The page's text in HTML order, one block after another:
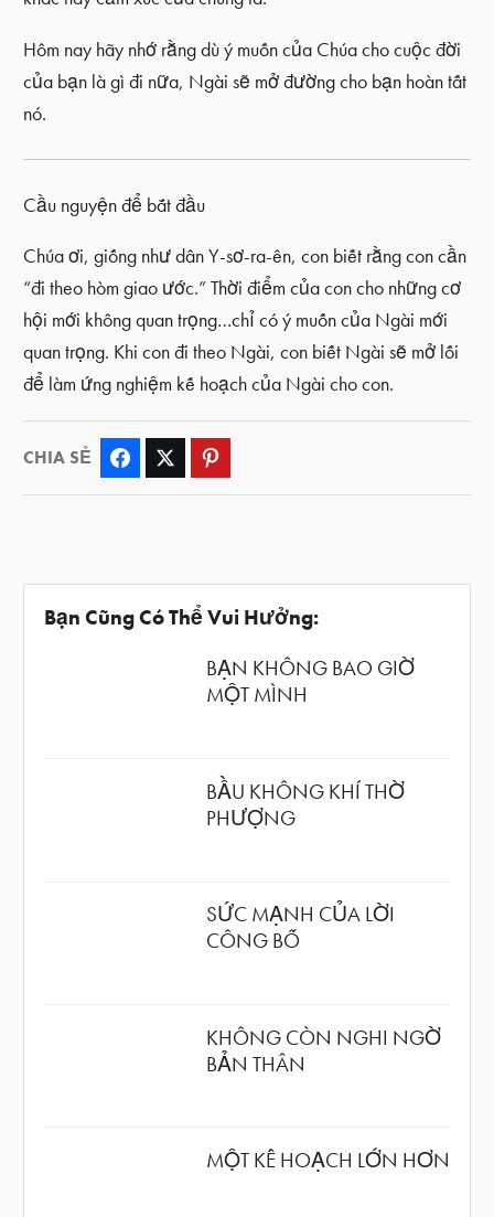
Hôm nay hãy nhớ rằng dù ý muốn của Chúa cho cuộc đời
của bạn là gì đi nữa, Ngài sẽ mở đường cho bạn hoàn tất
nó.
Cầu nguyện để bắt đầu
Chúa ơi, giống như dân Y-sơ-ra-ên, con biết rằng con cần
“đi theo hòm giao ước.” Thời điểm của con cho những cơ
hội mới không quan trọng…chỉ có ý muốn của Ngài mới
quan trọng. Khi con đi theo Ngài, con biết Ngài sẽ mở lối
để làm ứng nghiệm kế hoạch của Ngài cho con.
CHIA SẺ Facebook Twitter
Bạn Cũng Có Thể Vui Hưởng:
BẠN KHÔNG BAO GIỜ
MỘT MÌNH
BẦU KHÔNG KHÍ THỜ
PHƯỢNG
SỨC MẠNH CỦA LỜI
CÔNG BỐ
KHÔNG CÒN NGHI NGỜ
BẢN THÂN
MỘT KẾ HOẠCH LỚN HƠN